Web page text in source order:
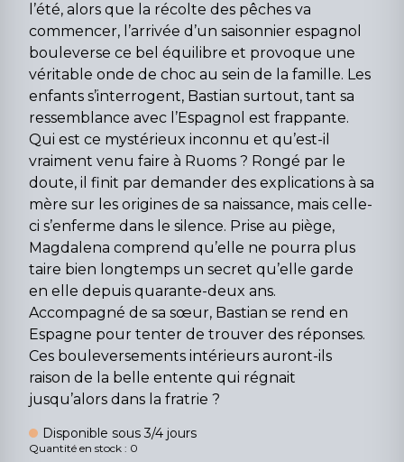
l’été, alors que la récolte des pêches va
commencer, l’arrivée d’un saisonnier espagnol
bouleverse ce bel équilibre et provoque une
véritable onde de choc au sein de la famille. Les
enfants s’interrogent, Bastian surtout, tant sa
ressemblance avec l’Espagnol est frappante.
Qui est ce mystérieux inconnu et qu’est-il
vraiment venu faire à Ruoms ? Rongé par le
doute, il finit par demander des explications à sa
mère sur les origines de sa naissance, mais celle-
ci s’enferme dans le silence. Prise au piège,
Magdalena comprend qu’elle ne pourra plus
taire bien longtemps un secret qu’elle garde
en elle depuis quarante-deux ans.
Accompagné de sa sœur, Bastian se rend en
Espagne pour tenter de trouver des réponses.
Ces bouleversements intérieurs auront-ils
raison de la belle entente qui régnait
jusqu’alors dans la fratrie ?
Disponible sous 3/4 jours
Quantité en stock : 0